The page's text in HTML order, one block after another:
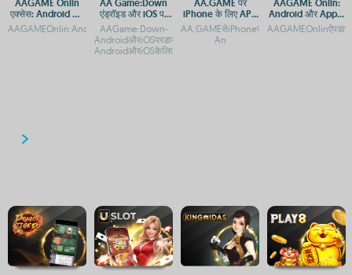
AAGAME Onlin
एक्सेस: Android और
Apple के लिए APP
और APK डाउनलोड
AA Game:Down
एंड्रॉइड और iOS पर
डाउनलोड करें
AAGame:Down-
AndroidऔरiOSपरडाउनलोडकAAGame:Down-
AndroidऔरiOSकेलिएडाउनलोडगाइडAAGame:Downकाए
AA.GAME पर
iPhone के लिए APK
डाउनलोड और गेम
एक्सेस गाइड
An
AAGAME Onlin:
Android और Apple
के लिए एक्सेस और
APP डाउनलोड